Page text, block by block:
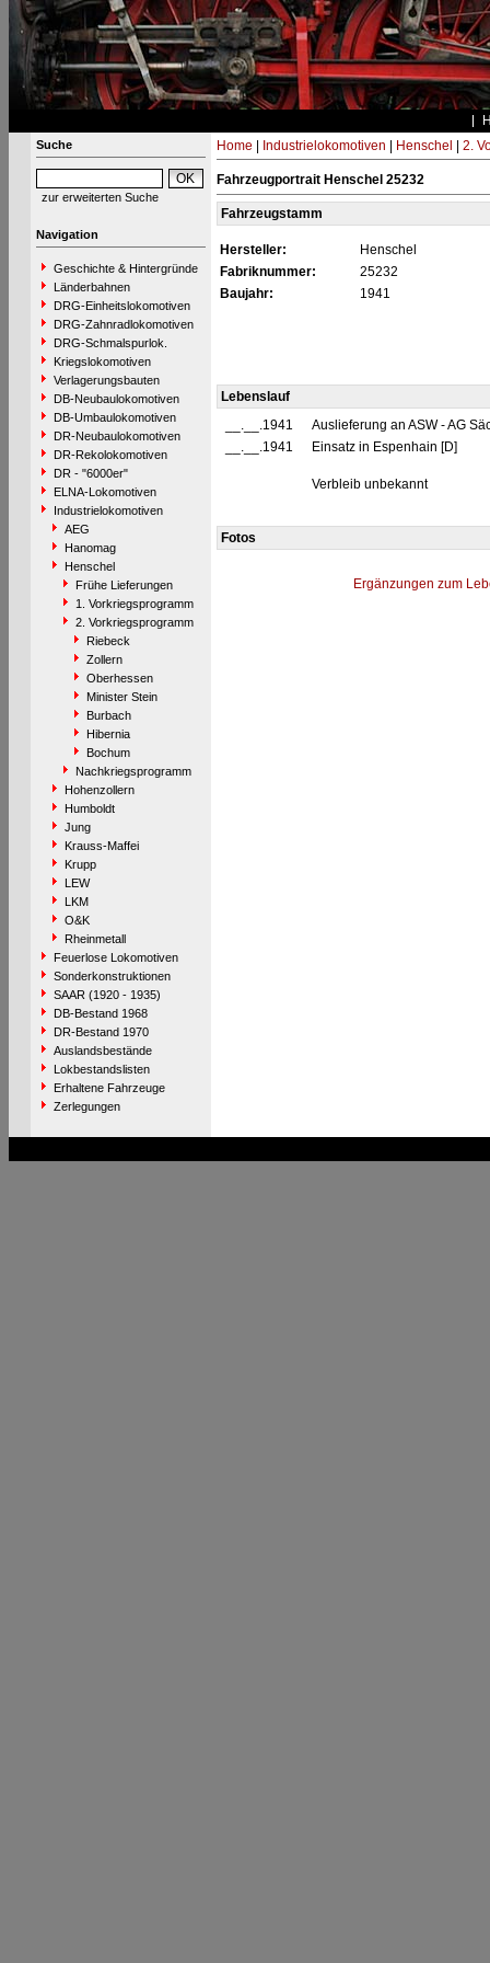
Suche
zur erweiterten Suche
Navigation
Geschichte & Hintergründe
Länderbahnen
DRG-Einheitslokomotiven
DRG-Zahnradlokomotiven
DRG-Schmalspurlok.
Kriegslokomotiven
Verlagerungsbauten
DB-Neubaulokomotiven
DB-Umbaulokomotiven
DR-Neubaulokomotiven
DR-Rekolokomotiven
DR - "6000er"
ELNA-Lokomotiven
Industrielokomotiven
AEG
Hanomag
Henschel
Frühe Lieferungen
1. Vorkriegsprogramm
2. Vorkriegsprogramm
Riebeck
Zollern
Oberhessen
Minister Stein
Burbach
Hibernia
Bochum
Nachkriegsprogramm
Hohenzollern
Humboldt
Jung
Krauss-Maffei
Krupp
LEW
LKM
O&K
Rheinmetall
Feuerlose Lokomotiven
Sonderkonstruktionen
SAAR (1920 - 1935)
DB-Bestand 1968
DR-Bestand 1970
Auslandsbestände
Lokbestandslisten
Erhaltene Fahrzeuge
Zerlegungen
Home Industrielokomotiven Henschel 2.
Fahrzeugportrait Henschel 25232
Fahrzeugstamm
Hersteller:
Henschel
Fabriknummer:
25232
Baujahr:
1941
Lebenslauf
__.__.1941
Auslieferung an ASW - AG
__.__.1941
Einsatz in Espenhain [D]
Verbleib unbekannt
Fotos
Ergänzungen zum